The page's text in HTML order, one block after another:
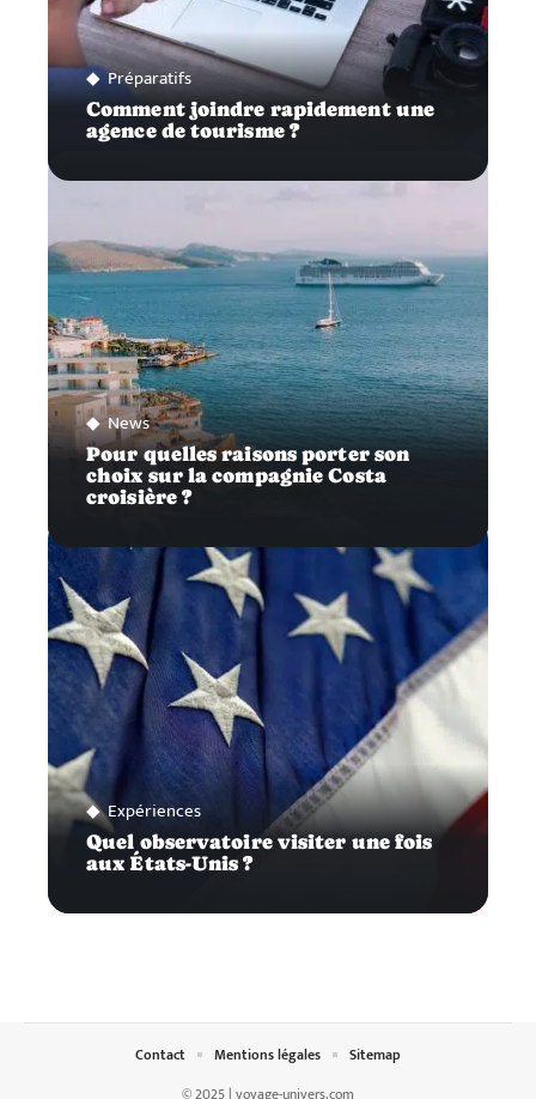
Préparatifs
Comment joindre rapidement une
agence de tourisme ?
News
Pour quelles raisons porter son
choix sur la compagnie Costa
croisière ?
Expériences
Quel observatoire visiter une fois
aux États-Unis ?
Contact Mentions légales Sitemap